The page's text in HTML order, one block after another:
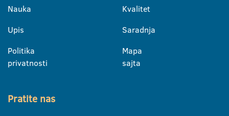
Nauka
Upis
Politika
privatnosti
Kvalitet
Saradnja
Mapa
sajta
Pratite nas